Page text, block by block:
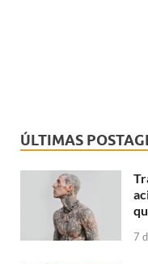
ÚLTIMAS
7